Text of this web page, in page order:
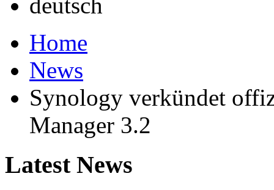
Home
News
Synology verkündet
Manager 3.2
Latest News